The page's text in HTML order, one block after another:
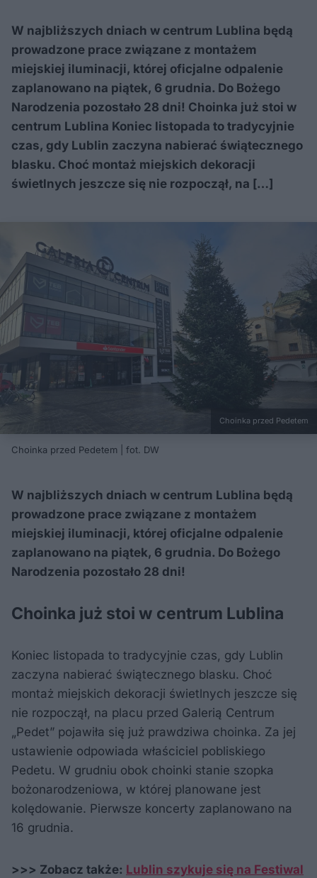
W najbliższych dniach w centrum Lublina będą
prowadzone prace związane z montażem
miejskiej iluminacji, której oficjalne odpalenie
zaplanowano na piątek, 6 grudnia. Do Bożego
Narodzenia pozostało 28 dni! Choinka już stoi w
centrum Lublina Koniec listopada to tradycyjnie
czas, gdy Lublin zaczyna nabierać świątecznego
blasku. Choć montaż miejskich dekoracji
świetlnych jeszcze się nie rozpoczął, na […]
Choinka przed Pedetem
Choinka przed Pedetem | fot. DW
W najbliższych dniach w centrum Lublina będą
prowadzone prace związane z montażem
miejskiej iluminacji, której oficjalne odpalenie
zaplanowano na piątek, 6 grudnia. Do Bożego
Narodzenia pozostało 28 dni!
Choinka już stoi w centrum Lublina
Koniec listopada to tradycyjnie czas, gdy Lublin
zaczyna nabierać świątecznego blasku. Choć
montaż miejskich dekoracji świetlnych jeszcze się
nie rozpoczął, na placu przed Galerią Centrum
„Pedet” pojawiła się już prawdziwa choinka. Za jej
ustawienie odpowiada właściciel pobliskiego
Pedetu. W grudniu obok choinki stanie szopka
bożonarodzeniowa, w której planowane jest
kolędowanie. Pierwsze koncerty zaplanowano na
16 grudnia.
>>> Zobacz także: Lublin szykuje się na Festiwal